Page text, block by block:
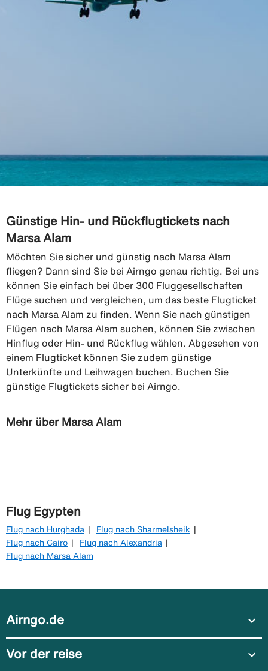
Günstige Hin- und Rückflugtickets nach
Marsa Alam
Möchten Sie sicher und günstig nach Marsa Alam
fliegen? Dann sind Sie bei Airngo genau richtig. Bei uns
können Sie einfach bei über 300 Fluggesellschaften
Flüge suchen und vergleichen, um das beste Flugticket
nach Marsa Alam zu finden. Wenn Sie nach günstigen
Flügen nach Marsa Alam suchen, können Sie zwischen
Hinflug oder Hin- und Rückflug wählen. Abgesehen von
einem Flugticket können Sie zudem günstige
Unterkünfte und Leihwagen buchen. Buchen Sie
günstige Flugtickets sicher bei Airngo.
Mehr über Marsa Alam
Flug Egypten
Flug nach Hurghada
Flug nach Sharmelsheik
Flug nach Cairo
Flug nach Alexandria
Flug nach Marsa Alam
Airngo.de expand_more
Vor der reise expand_more